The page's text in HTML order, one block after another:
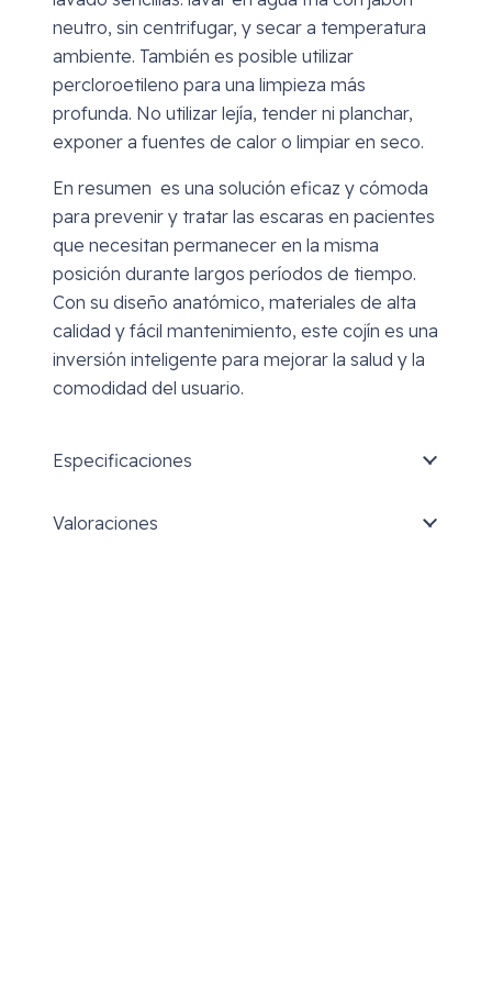
neutro, sin centrifugar, y secar a temperatura
ambiente. También es posible utilizar
percloroetileno para una limpieza más
profunda. No utilizar lejía, tender ni planchar,
exponer a fuentes de calor o limpiar en seco.
En resumen es una solución eficaz y cómoda
para prevenir y tratar las escaras en pacientes
que necesitan permanecer en la misma
posición durante largos períodos de tiempo.
Con su diseño anatómico, materiales de alta
calidad y fácil mantenimiento, este cojín es una
inversión inteligente para mejorar la salud y la
comodidad del usuario.
Especificaciones
Valoraciones